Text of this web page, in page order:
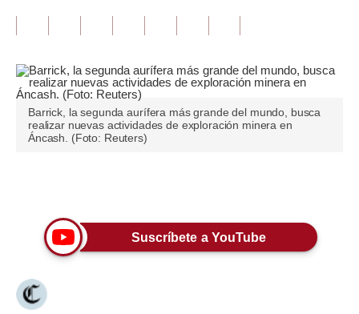
Plus G
Opinión
Editorial
Pregunta de hoy
Lujo
Viajes
Moda
Barrick, la segunda aurífera más grande del mundo, busca
realizar nuevas actividades de exploración minera en
Áncash. (Foto: Reuters)
Suscríbete a YouTube